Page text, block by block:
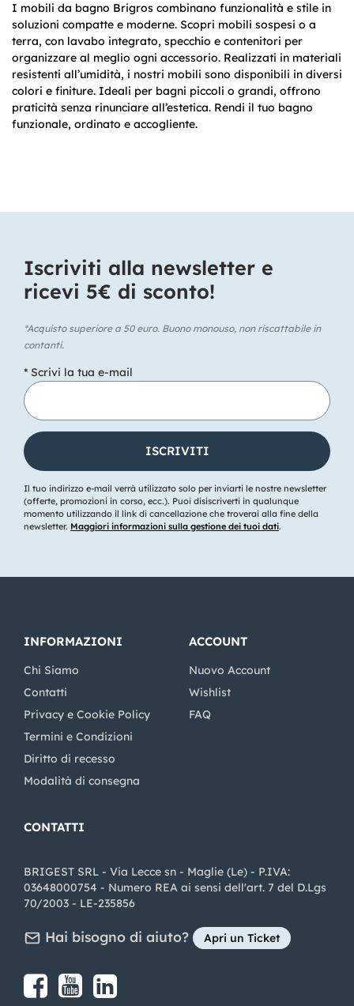
I mobili da bagno Brigros combinano funzionalità e stile in
soluzioni compatte e moderne. Scopri mobili sospesi o a
terra, con lavabo integrato, specchio e contenitori per
organizzare al meglio ogni accessorio. Realizzati in materiali
resistenti all’umidità, i nostri mobili sono disponibili in diversi
colori e finiture. Ideali per bagni piccoli o grandi, offrono
praticità senza rinunciare all’estetica. Rendi il tuo bagno
funzionale, ordinato e accogliente.
Iscriviti alla newsletter e
ricevi 5€ di sconto!​
*Acquisto superiore a 50 euro. Buono monouso, non riscattabile in
contanti.
* Scrivi la tua e-mail
Il tuo indirizzo e-mail verrà utilizzato solo per inviarti le nostre newsletter
(offerte, promozioni in corso, ecc.). Puoi disiscriverti in qualunque
momento utilizzando il link di cancellazione che troverai alla fine della
newsletter. Maggiori informazioni sulla gestione dei tuoi dati.
INFORMAZIONI
Chi Siamo
Contatti
Privacy e Cookie Policy
Termini e Condizioni
Diritto di recesso
Modalità di consegna
ACCOUNT
Nuovo Account
Wishlist
FAQ
CONTATTI
BRIGEST SRL - Via Lecce sn - Maglie (Le) - P.IVA:
03648000754 - Numero REA ai sensi dell'art. 7 del D.Lgs
70/2003 - LE-235856
Hai bisogno di aiuto? Apri un Ticket
Share on Facebook
Share on youtube